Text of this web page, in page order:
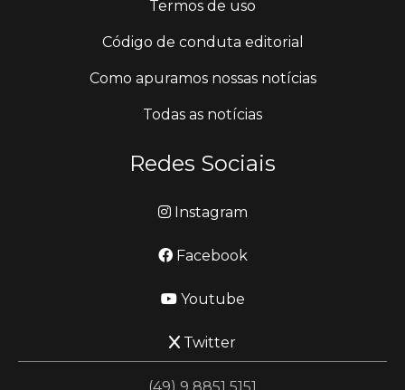
Termos de uso
Código de conduta editorial
Como apuramos nossas notícias
Todas as notícias
Redes Sociais
Instagram
Facebook
Youtube
Twitter
(49) 9 8851 5151